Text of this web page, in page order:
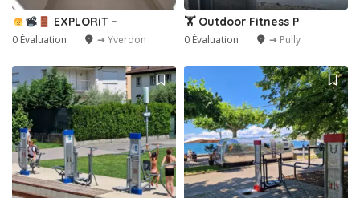
EXPLORiT –
0 Évaluation ➔ Yverdon
🏋️ Outdoor Fitness P
0 Évaluation ➔ Pully